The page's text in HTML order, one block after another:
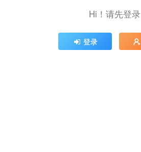
Hi！请先登录
登录